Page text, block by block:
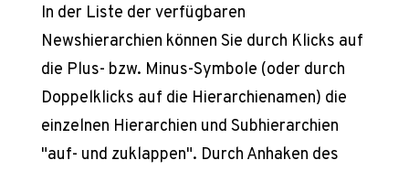
In der Liste der verfügbaren
Newshierarchien können Sie durch Klicks auf
die Plus- bzw. Minus-Symbole (oder durch
Doppelklicks auf die Hierarchienamen) die
einzelnen Hierarchien und Subhierarchien
"auf- und zuklappen". Durch Anhaken des